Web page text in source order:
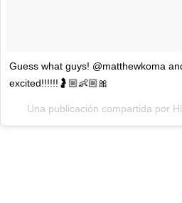
Guess what guys! @matthewkoma
excited!!!!!!🤰🏼👶🏼🎀
Una publicación compartida por